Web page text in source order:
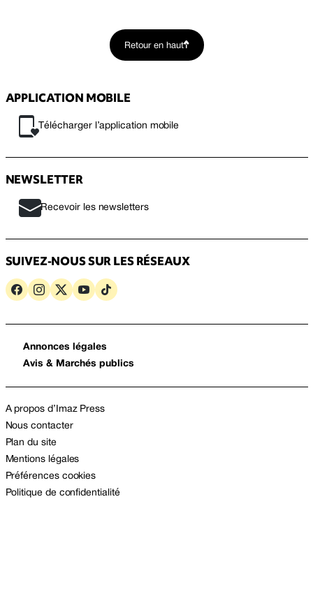
Retour en haut
APPLICATION MOBILE
Télécharger l’application mobile
NEWSLETTER
Recevoir les newsletters
SUIVEZ-NOUS SUR LES RÉSEAUX
Annonces légales
Avis & Marchés publics
A propos d’Imaz Press
Nous contacter
Plan du site
Mentions légales
Préférences cookies
Politique de confidentialité